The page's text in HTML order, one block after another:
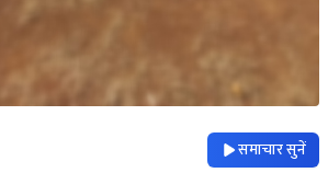
समाचार सुनें